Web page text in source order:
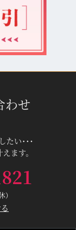
わせ
たい･･･
ます。